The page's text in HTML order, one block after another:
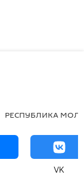
РЕСПУБЛИКА
VK